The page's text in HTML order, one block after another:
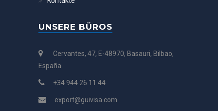
UNSERE BÜROS
Cervantes, 47, E-48970, Basauri, Bilbao,
España
+34 944 26 11 44
export@guivisa.com